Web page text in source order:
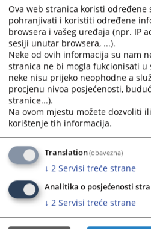
and
select
a
date.
Press
the
question
mark
key
to
get
the
keyboard
shortcuts
for
changing
dates.
and
select
a
date.
Press
the
question
key
to
get
the
keyboard
shortcuts
changing
dates.
03.02.2026.
Plan nabavki za 2026. godinu
15.08.2025.
Izmjena i dopuna Plana nabavki
15.08.2025. godine
01.06.2025.
Izmjena/dopuna Plana nabavki za
27.02.2025.
Plan javnih nabavki za 2025.
Ova web stranica koristi određene
pohranjivati i koristiti određene
browsera i vašeg uređaja (npr. IP
sesiji unutar browsera, ...).
Neke od ovih informacija su nam
stranica ne bi mogla fukcionisati u
neke nisu prijeko neophodne a
procjenu nivoa posjećenosti,
stranice...).
Na ovom mjestu možete dozvoliti
korištenje tih informacija.
Translation(obavezna)
↓ 2 Servisi treće strane
Analitika o posjećenosti
↓ 2 Servisi treće strane